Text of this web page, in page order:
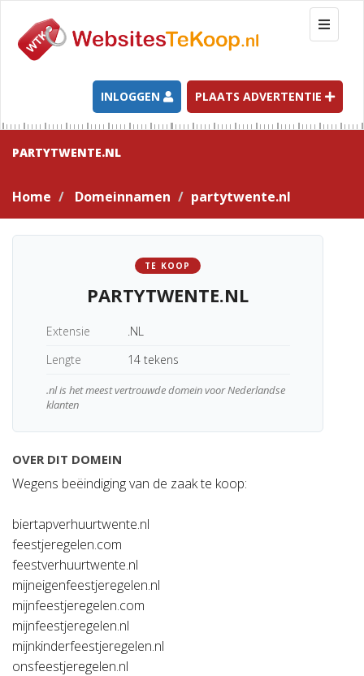
T
o
g
l
e
n
a
t
INLOGGEN PLAATS ADVERTENTIE
PARTYTWENTE.NL
Home Domeinnamen partytwente.nl
TE KOOP
PARTYTWENTE.NL
Extensie
.NL
Lengte
14 tekens
.nl is het meest vertrouwde domein voor Nederlandse
klanten
OVER DIT DOMEIN
Wegens beëindiging van de zaak te koop:
biertapverhuurtwente.nl
feestjeregelen.com
feestverhuurtwente.nl
mijneigenfeestjeregelen.nl
mijnfeestjeregelen.com
mijnfeestjeregelen.nl
mijnkinderfeestjeregelen.nl
onsfeestjeregelen.nl